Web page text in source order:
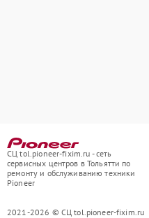
СЦ tol.pioneer-fixim.ru - сеть
сервисных центров в Тольятти по
ремонту и обслуживанию техники
Pioneer
2021-2026 © СЦ tol.pioneer-fixim.ru